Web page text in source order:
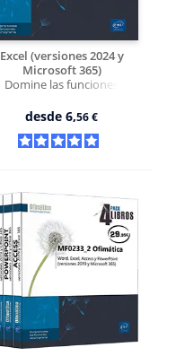
Excel (versiones 2024 y
Microsoft 365)
Domine las funciones
cálculo de Microsoft
desde6,56 €